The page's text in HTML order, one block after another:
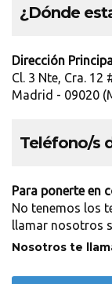
¿Dónde
Dirección
Cl. 3 Nte, Cra.
Madrid - 09020
Teléfono/s
Para ponerte en
No tenemos los
llamar nosotros
Nosotros te